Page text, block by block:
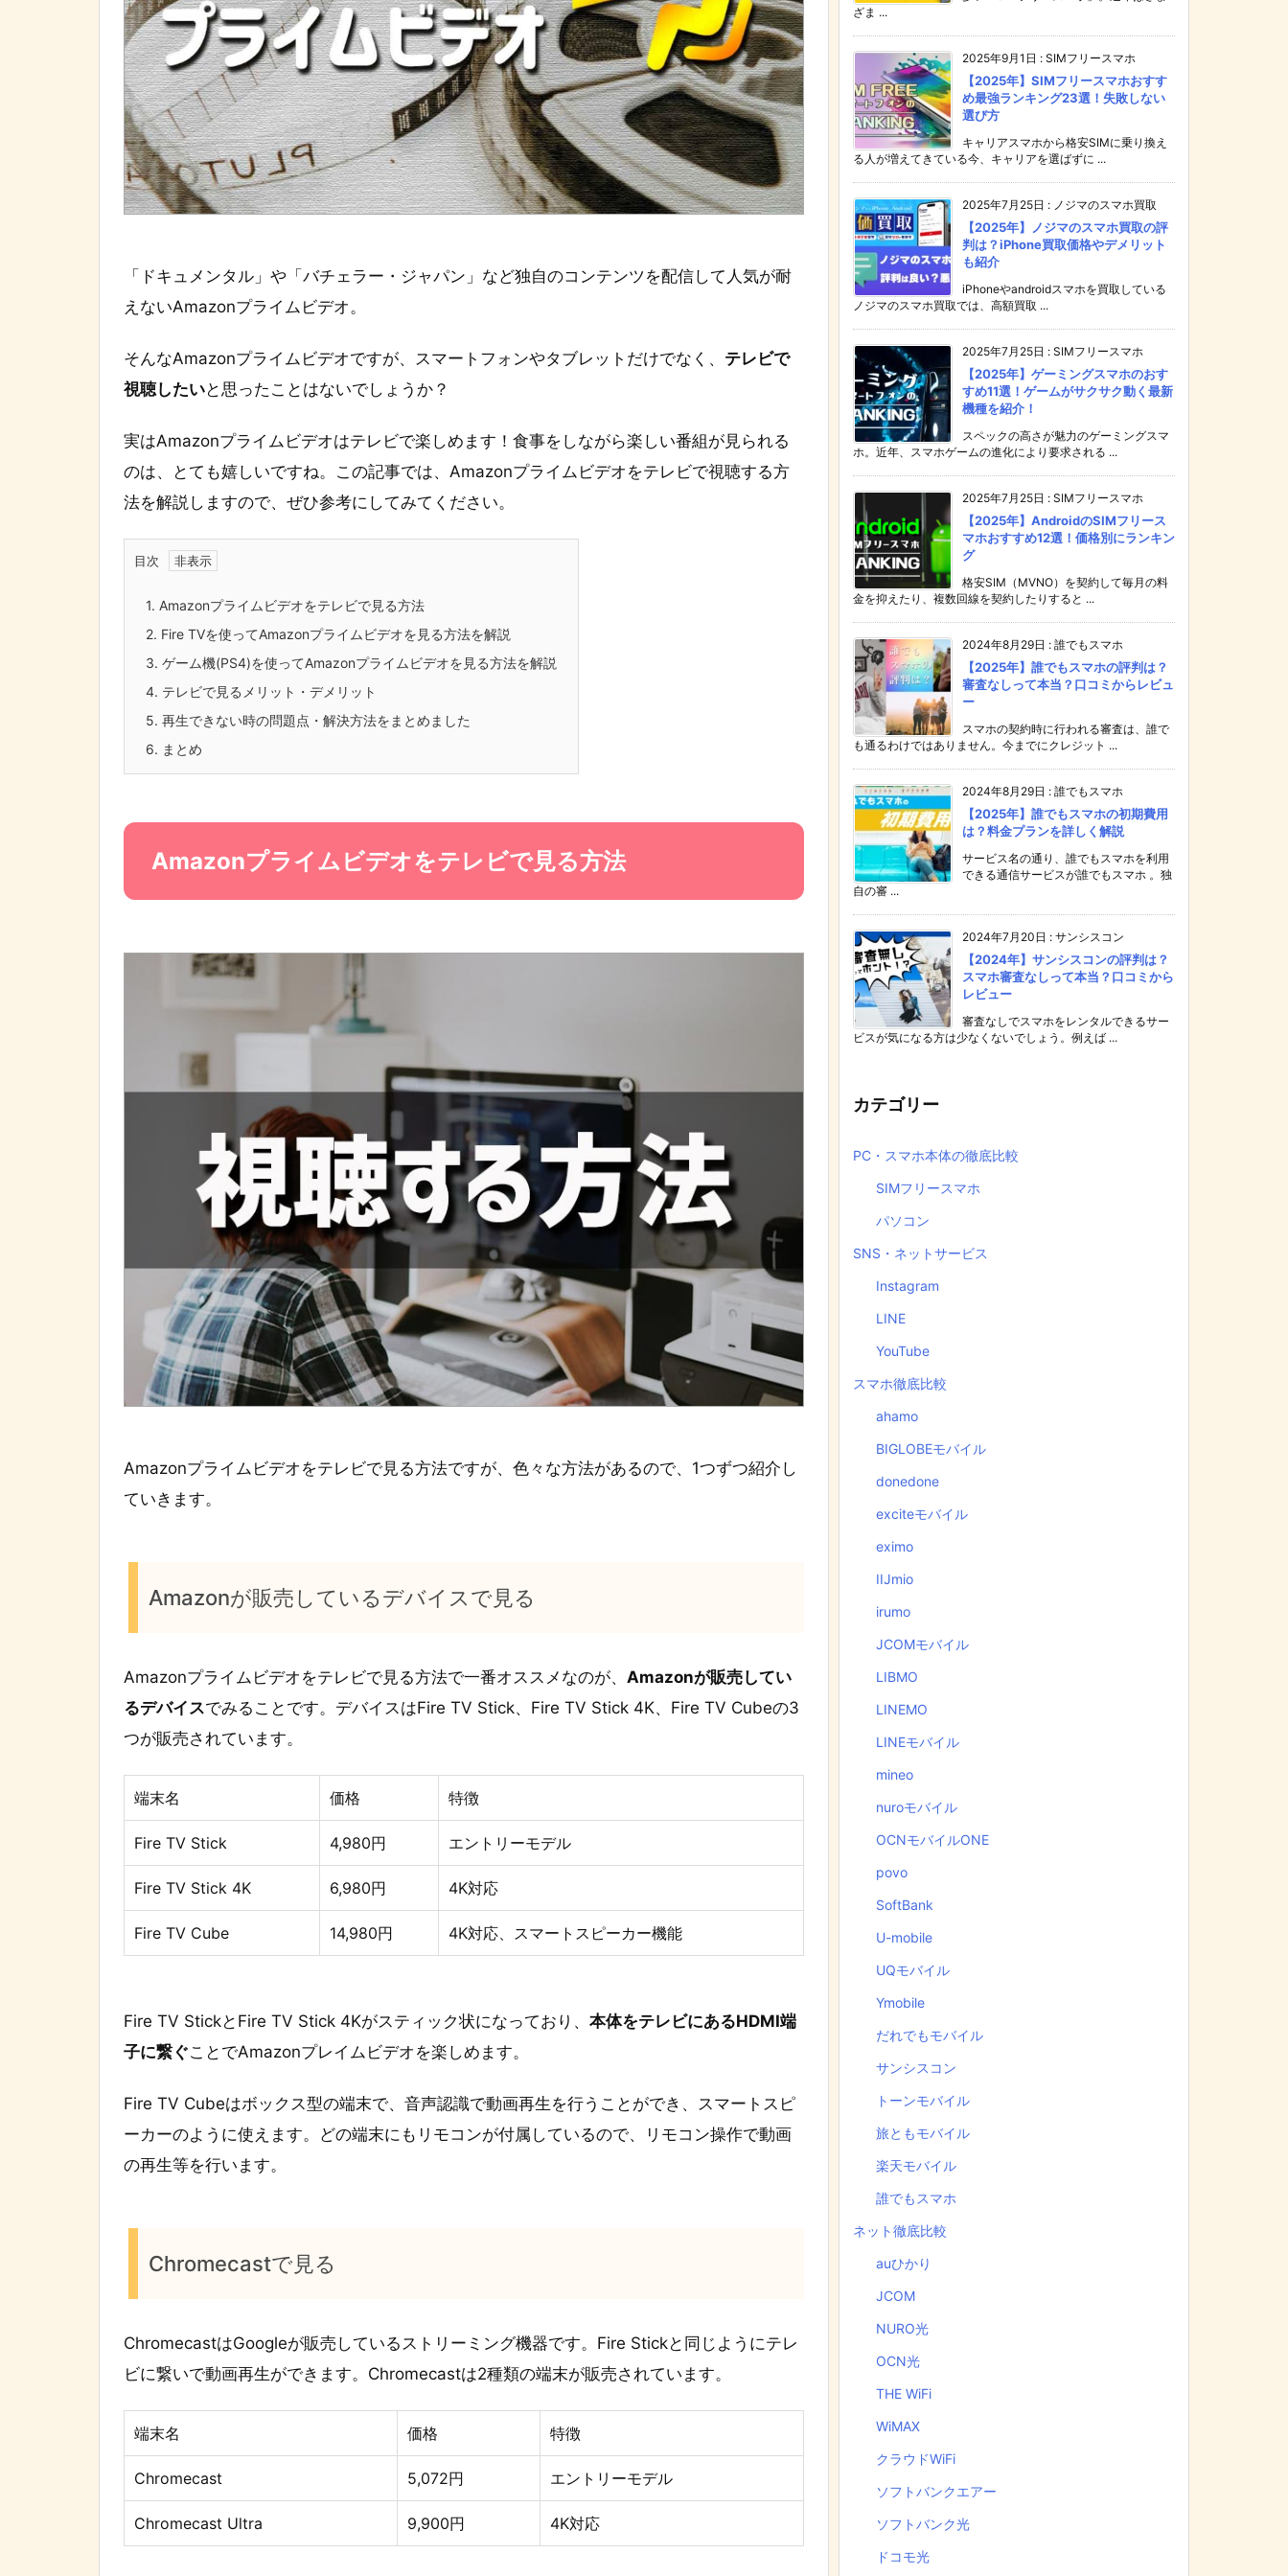
「ドキュメンタル」や「バチェラー・ジャパン」など独自のコンテンツを配信して人気が耐
えないAmazonプライムビデオ。
そんなAmazonプライムビデオですが、スマートフォンやタブレットだけでなく、 テレビで
視聴したいと思ったことはないでしょうか？
実はAmazonプライムビデオはテレビで楽しめます！食事をしながら楽しい番組が見られる
のは、とても嬉しいですね。この記事では、Amazonプライムビデオをテレビで視聴する方
法を解説しますので、ぜひ参考にしてみてください。
目次
1. Amazonプライムビデオをテレビで見る方法
2. Fire TVを使ってAmazonプライムビデオを見る方法を解説
3. ゲーム機(PS4)を使ってAmazonプライムビデオを見る方法を解説
4. テレビで見るメリット・デメリット
5. 再生できない時の問題点・解決方法をまとめました
6. まとめ
Amazonプライムビデオをテレビで見る方法
Amazonプライムビデオをテレビで見る方法ですが、色々な方法があるので、1つずつ紹介し
ていきます。
Amazonが販売しているデバイスで見る
Amazonプライムビデオをテレビで見る方法で一番オススメなのが、 Amazonが販売してい
るデバイスでみることです。デバイスはFire TV Stick、Fire TV Stick 4K、Fire TV Cubeの3
つが販売されています。
端末名 価格 特徴
Fire TV Stick 4,980円 エントリーモデル
Fire TV Stick 4K 6,980円 4K対応
Fire TV Cube 14,980円 4K対応、スマートスピーカー機能
Fire TV StickとFire TV Stick 4Kがスティック状になっており、 本体をテレビにあるHDMI端
子に繋ぐことでAmazonプレイムビデオを楽しめます。
Fire TV Cubeはボックス型の端末で、音声認識で動画再生を行うことができ、スマートスピ
ーカーのように使えます。どの端末にもリモコンが付属しているので、リモコン操作で動画
の再生等を行います。
Chromecastで見る
ChromecastはGoogleが販売しているストリーミング機器です。Fire Stickと同じようにテレ
ビに繋いで動画再生ができます。Chromecastは2種類の端末が販売されています。
端末名 価格 特徴
Chromecast 5,072円 エントリーモデル
Chromecast Ultra 9,900円 4K対応
ざま ...
2025年9月1日 : SIMフリースマホ
【2025年】SIMフリースマホおすす
め最強ランキング23選！失敗しない
選び方
キャリアスマホから格安SIMに乗り換え
る人が増えてきている今、キャリアを選ばずに ...
2025年7月25日 : ノジマのスマホ買取
【2025年】ノジマのスマホ買取の評
判は？iPhone買取価格やデメリット
も紹介
iPhoneやandroidスマホを買取している
ノジマのスマホ買取では、高額買取 ...
2025年7月25日 : SIMフリースマホ
【2025年】ゲーミングスマホのおす
すめ11選！ゲームがサクサク動く最新
機種を紹介！
スペックの高さが魅力のゲーミングスマ
ホ。近年、スマホゲームの進化により要求される ...
2025年7月25日 : SIMフリースマホ
【2025年】AndroidのSIMフリース
マホおすすめ12選！価格別にランキン
グ
格安SIM（MVNO）を契約して毎月の料
金を抑えたり、複数回線を契約したりすると ...
2024年8月29日 : 誰でもスマホ
【2025年】誰でもスマホの評判は？
審査なしって本当？口コミからレビュ
ー
スマホの契約時に行われる審査は、誰で
も通るわけではありません。今までにクレジット ...
2024年8月29日 : 誰でもスマホ
【2025年】誰でもスマホの初期費用
は？料金プランを詳しく解説
サービス名の通り、誰でもスマホを利用
できる通信サービスが誰でもスマホ 。独
自の審 ...
2024年7月20日 : サンシスコン
【2024年】サンシスコンの評判は？
スマホ審査なしって本当？口コミから
レビュー
審査なしでスマホをレンタルできるサー
ビスが気になる方は少なくないでしょう。例えば ...
カテゴリー
PC・スマホ本体の徹底比較
SIMフリースマホ
パソコン
SNS・ネットサービス
Instagram
LINE
YouTube
スマホ徹底比較
ahamo
BIGLOBEモバイル
donedone
exciteモバイル
eximo
IIJmio
irumo
JCOMモバイル
LIBMO
LINEMO
LINEモバイル
mineo
nuroモバイル
OCNモバイルONE
povo
SoftBank
U-mobile
UQモバイル
Ymobile
だれでもモバイル
サンシスコン
トーンモバイル
旅ともモバイル
楽天モバイル
誰でもスマホ
ネット徹底比較
auひかり
JCOM
NURO光
OCN光
THE WiFi
WiMAX
クラウドWiFi
ソフトバンクエアー
ソフトバンク光
ドコモ光